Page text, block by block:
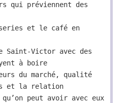
qui préviennent des
et le café en
Saint-Victor avec des
à boire
du marché, qualité
et la relation
peut avoir avec eux